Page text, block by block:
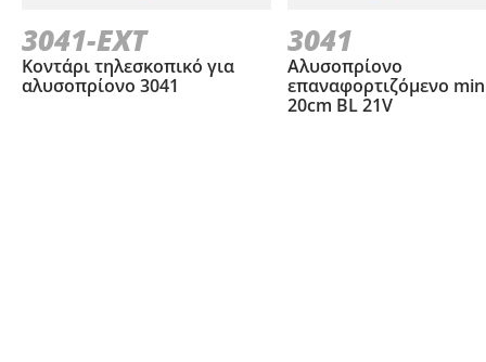
3041-EXT
Κοντάρι τηλεσκοπικό για
αλυσοπρίονο 3041
3041
Αλυσοπρίονο
επαναφορτιζόμενο
20cm BL 21V